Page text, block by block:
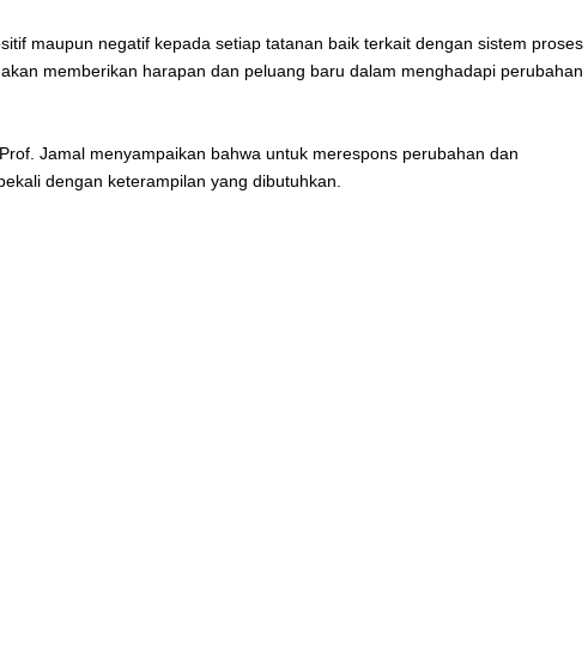
maupun negatif kepada setiap tatanan baik terkait dengan sistem proses
memberikan harapan dan peluang baru dalam menghadapi perubahan
Jamal menyampaikan bahwa untuk merespons perubahan dan
dengan keterampilan yang dibutuhkan.